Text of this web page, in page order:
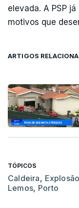
elevada. A PSP
motivos que
ARTIGOS
TÓPICOS
Caldeira, Explosão
Lemos, Porto